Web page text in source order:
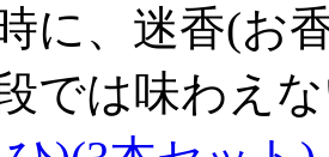
に、迷香(お
では味わえ